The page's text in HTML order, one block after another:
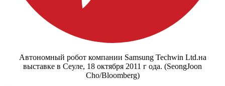
Автономный робот компании Samsung Techwin Ltd.на
выставке в Сеуле, 18 октября 2011 г ода. (SeongJoon
Cho/Bloomberg)